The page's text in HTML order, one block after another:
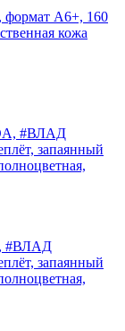
А6+, 160
кожа
#ВЛАД
запаянный